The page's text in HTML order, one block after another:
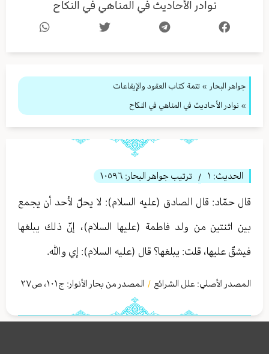
نوادر الأحاديث في المناهي في النكاح
جواهر البحار » تتمة كتاب العقود والإيقاعات
» نوادر الأحاديث في المناهي في النكاح
الحديث: ١ / ترتيب جواهر البحار: ١٠٥٩٦
قال حمّاد: قال الصادق (عليه السلام): لا يحلّ لأحد أن يجمع
بين اثنتين من ولد فاطمة (عليها السلام)، إنّ ذلك يبلغها
فيشقّ عليها، قلت: يبلغها؟ قال (عليه السلام): إي والله.
المصدر الأصلي: علل الشرائع / المصدر من بحار الأنوار: ج١٠١، ص٢٧